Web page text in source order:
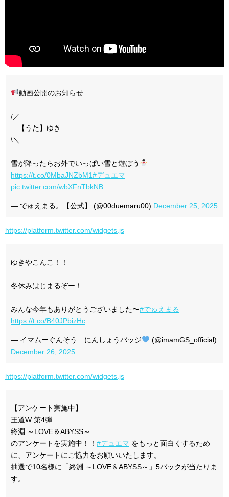
動画公開のお知らせ
/／
【うた】ゆき
\＼
雪が降ったらお外でいっぱい雪と遊ぼう
https://t.co/0MbaJNZbM1#デュエマ
pic.twitter.com/wbXFnTbkNB
— でゅえまる。【公式】 (@00duemaru00) December 25, 2025
https://platform.twitter.com/widgets.js
ゆきやこんこ！！
冬休みはじまるぞー！
みんな今年もありがとうございました〜#でゅえまる
https://t.co/B40JPbizHc
— イマムーぐんそう にんしょうバッジ
(@imamGS_official)
December 26, 2025
https://platform.twitter.com/widgets.js
【アンケート実施中】
王道W 第4弾
終淵 ～LOVE＆ABYSS～
のアンケートを実施中！！ #デュエマ をもっと面白くするため
に、アンケートにご協力をお願いいたします。
抽選で10名様に「終淵 ～LOVE＆ABYSS～」5パックが当たりま
す。